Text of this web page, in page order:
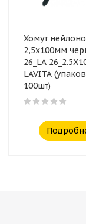
Хомут
2,5x100мм
26_LA
LAVITA
100шт)